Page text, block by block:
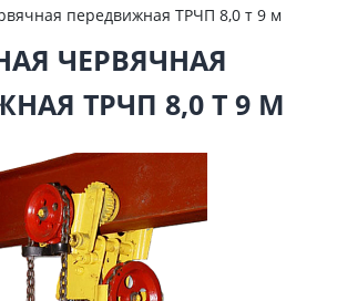
передвижная ТРЧП 8,0 т 9 м
ЧЕРВЯЧНАЯ
ТРЧП 8,0 Т 9 М